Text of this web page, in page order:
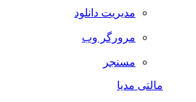
مدیریت دانلود
مرورگر وب
مسنجر
مالتی مدیا